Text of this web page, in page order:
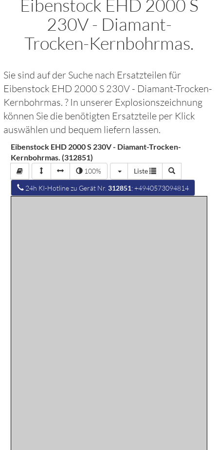
Eibenstock EHD 2000 S
230V - Diamant-
Trocken-Kernbohrmas.
Sie sind auf der Suche nach Ersatzteilen für
Eibenstock EHD 2000 S 230V - Diamant-Trocken-
Kernbohrmas.? In unserer Explosionszeichnung
können Sie die benötigten Ersatzteile per Klick
auswählen und bequem liefern lassen.
Eibenstock EHD 2000 S 230V - Diamant-Trocken-
Kernbohrmas. (312851)
100% Liste
24h KI-Hotline zu Gerät Nr.312851: +4940573094814